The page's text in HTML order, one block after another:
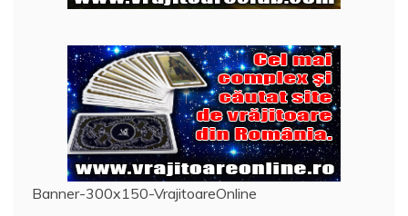
Banner-300x150-VrajitoareOnline